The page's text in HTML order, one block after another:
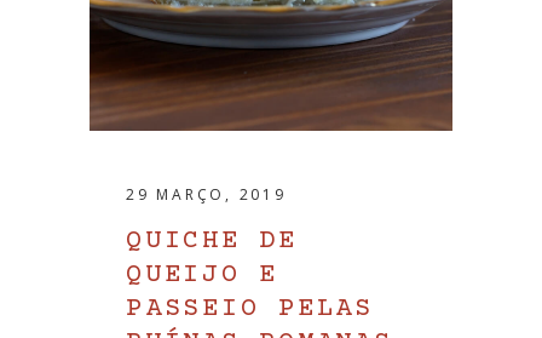
29 MARÇO, 2019
QUICHE DE
QUEIJO E
PASSEIO PELAS